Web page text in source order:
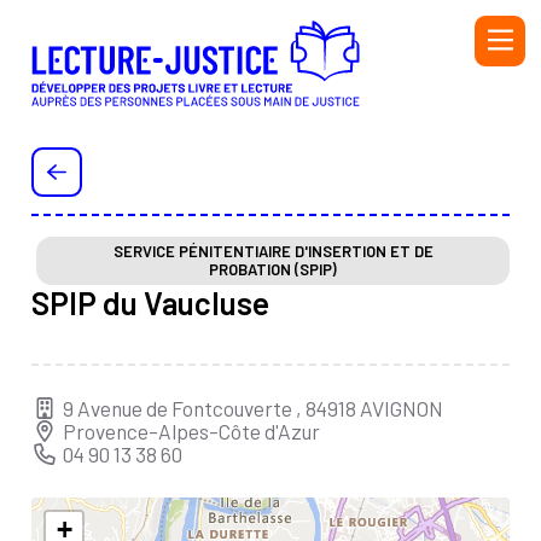
SERVICE PÉNITENTIAIRE D'INSERTION ET DE
PROBATION (SPIP)
SPIP du Vaucluse
9 Avenue de Fontcouverte , 84918 AVIGNON
Provence-Alpes-Côte d'Azur
04 90 13 38 60
+
PERSONNEL DE L'ADMINISTRATION PÉNITENTIAIRE ET
DE L'ÉDUCATION NATIONALE
PERSONNEL DE LA PROTECTION JUDICIAIRE DE LA
JEUNESSE (PJJ), DU SECTEUR ASSOCIATIF HABILITÉ
(SAH) ET DE L'ÉDUCATION NATIONALE
BIBLIOTHÉCAIRE
BÉNÉVOLE OU SALARIÉ·E D’UNE ASSOCIATION
AUTEUR OU AUTRICE
INTERVENANT·E
Initiatives Ressources